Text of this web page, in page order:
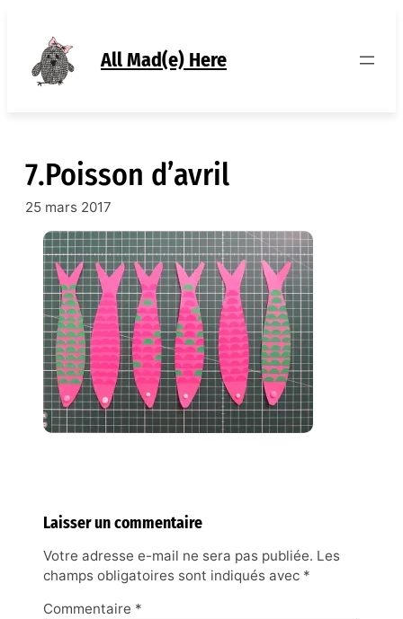
contenu
All Mad(e) Here
7.Poisson d’avril
25 mars 2017
Laisser un commentaire
Votre adresse e-mail ne sera pas publiée. Les
champs obligatoires sont indiqués avec *
Commentaire *